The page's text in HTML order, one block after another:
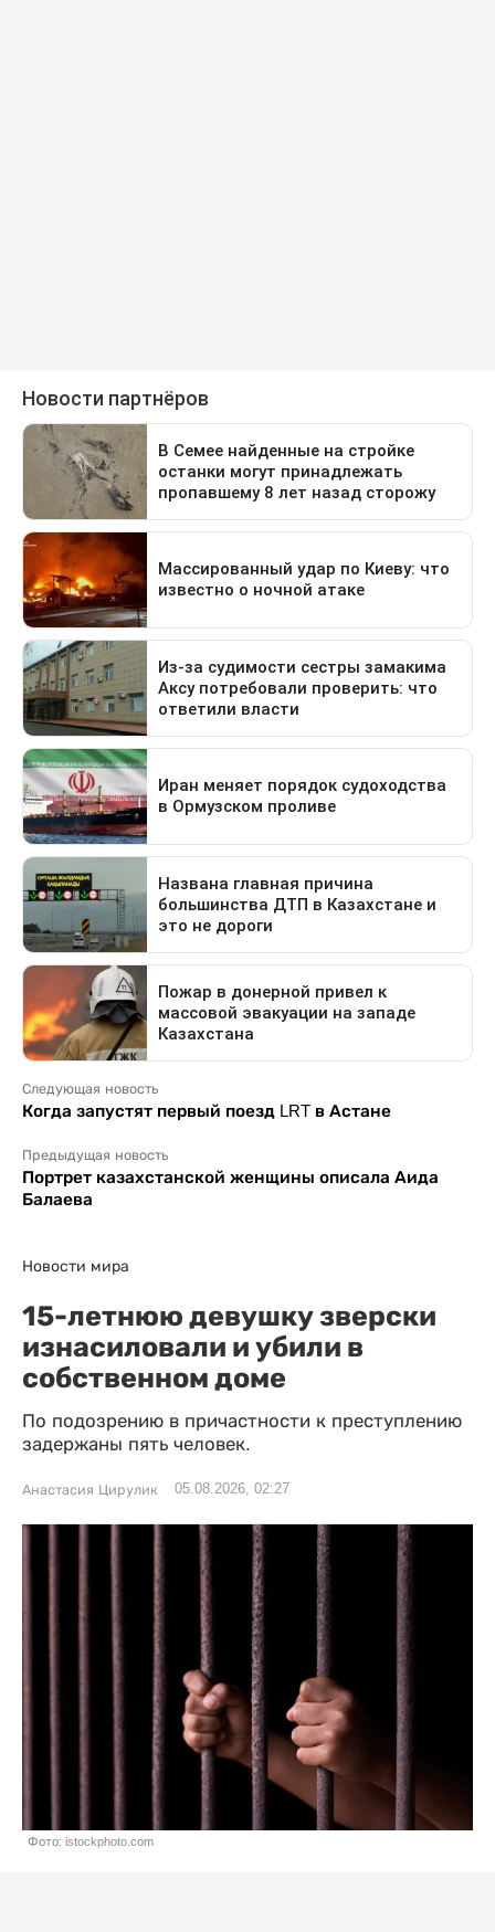
Следующая новость
Когда запустят первый поезд LRT в Астане
Предыдущая новость
Портрет казахстанской женщины описала Аида
Балаева
Новости мира
15-летнюю девушку зверски
изнасиловали и убили в
собственном доме
По подозрению в причастности к преступлению
задержаны пять человек.
Анастасия Цирулик 05.08.2026, 02:27
Фото: istockphoto.com